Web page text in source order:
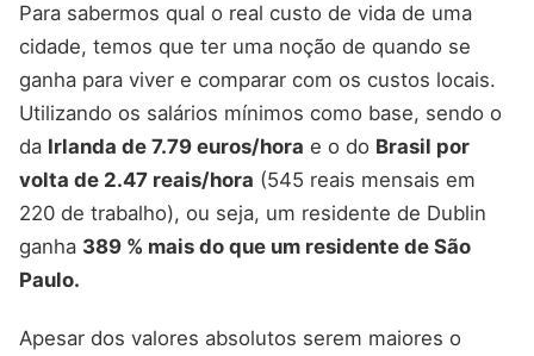
Para sabermos qual o real custo de vida de uma
cidade, temos que ter uma noção de quando se
ganha para viver e comparar com os custos locais.
Utilizando os salários mínimos como base, sendo o
da Irlanda de 7.79 euros/hora e o do Brasil por
volta de 2.47 reais/hora (545 reais mensais em
220 de trabalho), ou seja, um residente de Dublin
ganha 389 % mais do que um residente de São
Paulo.
Apesar dos valores absolutos serem maiores o